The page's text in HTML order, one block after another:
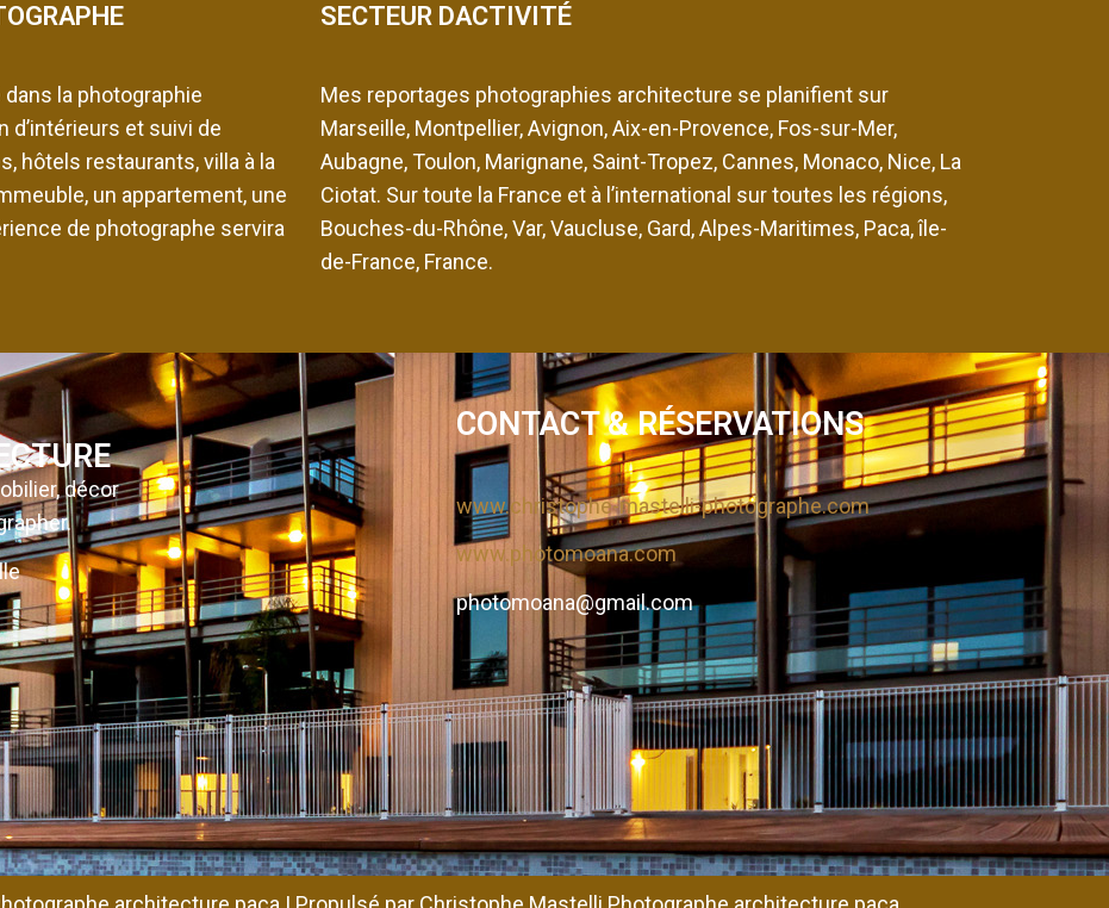
la photographie
d’intérieurs et suivi de
hôtels restaurants, villa à la
un appartement, une
de photographe servira
SECTEUR DACTIVITÉ
Mes reportages photographies architecture se planifient sur
Marseille, Montpellier, Avignon, Aix-en-Provence, Fos-sur-Mer,
Aubagne, Toulon, Marignane, Saint-Tropez, Cannes, Monaco, Nice, La
Ciotat. Sur toute la France et à l’international sur toutes les régions,
Bouches-du-Rhône, Var, Vaucluse, Gard, Alpes-Maritimes, Paca, île-
de-France, France.
décor
CONTACT & RÉSERVATIONS
www.christophe-mastelli-photographe.com
www.photomoana.com
photomoana@gmail.com